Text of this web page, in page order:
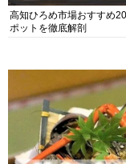
高知ひろめ市場おすすめ
ポットを徹底解剖